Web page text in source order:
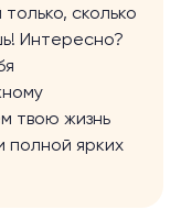
сколько
Интересно?
твою жизнь
полной ярких